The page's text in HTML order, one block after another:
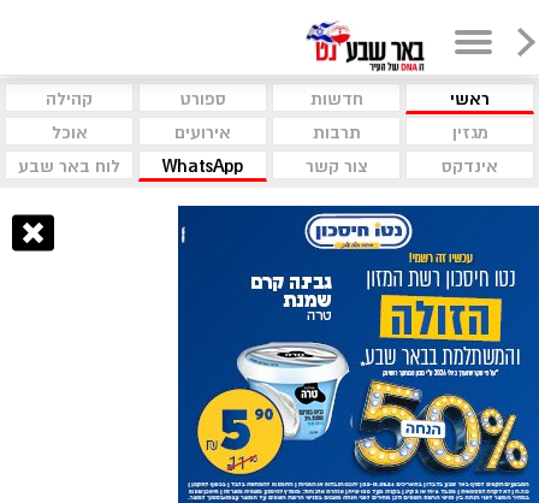
ראשי חדשות ספורט
קהילה
מגזין
תרבות אירועים
אוכל
אינדקס
צור קשר WhatsApp לוח באר שבע